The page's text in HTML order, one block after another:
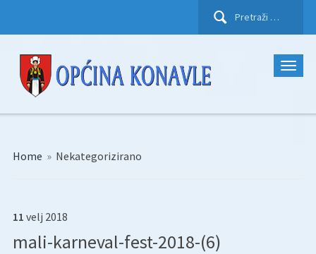
Pretraži:
Home » Nekategorizirano
11 velj 2018
mali-karneval-fest-2018-(6)